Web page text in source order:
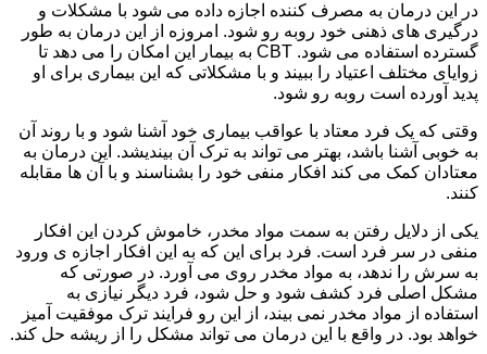
در این درمان به مصرف کننده اجازه داده می شود با مشکلات و
درگیری های ذهنی خود روبه رو شود. امروزه از این درمان به طور
گسترده استفاده می شود. CBT به بیمار این امکان را می دهد تا
زوایای مختلف اعتیاد را ببیند و با مشکلاتی که این بیماری برای او
پدید آورده است روبه رو شود.
وقتی که یک فرد معتاد با عواقب بیماری خود آشنا شود و با روند آن
به خوبی آشنا باشد، بهتر می تواند به ترک آن بیندیشد. این درمان به
معتادان کمک می کند افکار منفی خود را بشناسند و با آن ها مقابله
کنند.
یکی از دلایل رفتن به سمت مواد مخدر، خاموش کردن این افکار
منفی در سر فرد است. فرد برای این که به این افکار اجازه ی ورود
به سرش را ندهد، به مواد مخدر روی می آورد. در صورتی که
مشکل اصلی فرد کشف شود و حل شود، فرد دیگر نیازی به
استفاده از مواد مخدر نمی بیند، از این رو فرایند ترک موفقیت آمیز
خواهد بود. در واقع با این درمان می تواند مشکل را از ریشه حل کند.